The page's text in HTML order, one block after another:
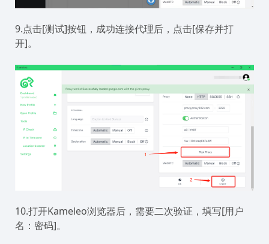
9.点击[测试]按钮，成功连接代理后，点击[保存并打
开]。
10.打开Kameleo浏览器后，需要二次验证，填写[用户
名：密码]。